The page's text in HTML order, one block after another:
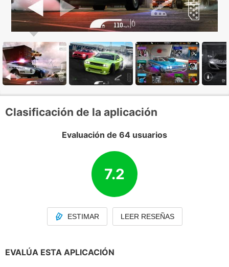
Clasificación de la aplicación
Evaluación de 64 usuarios
7.2
ESTIMAR LEER RESEÑAS
EVALÚA ESTA APLICACIÓN